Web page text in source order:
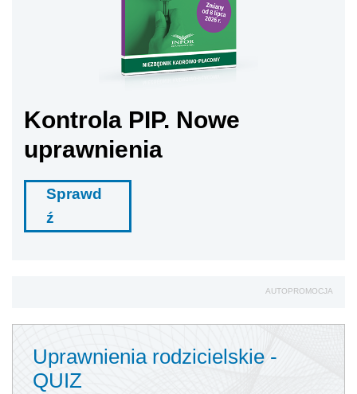
Kontrola PIP. Nowe
uprawnienia
Sprawd
ź
AUTOPROMOCJA
Uprawnienia rodzicielskie -
QUIZ